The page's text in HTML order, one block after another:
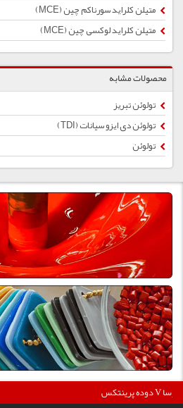
متیلن کلراید سورناکم چین (MCE)
متیلن کلراید لوکسی چین (MCE)
محصولات مشابه
تولوئن تبریز
تولوئن دی ایزو سیانات (TDI)
تولوئن
دوده پرینتکس V دگوسا :